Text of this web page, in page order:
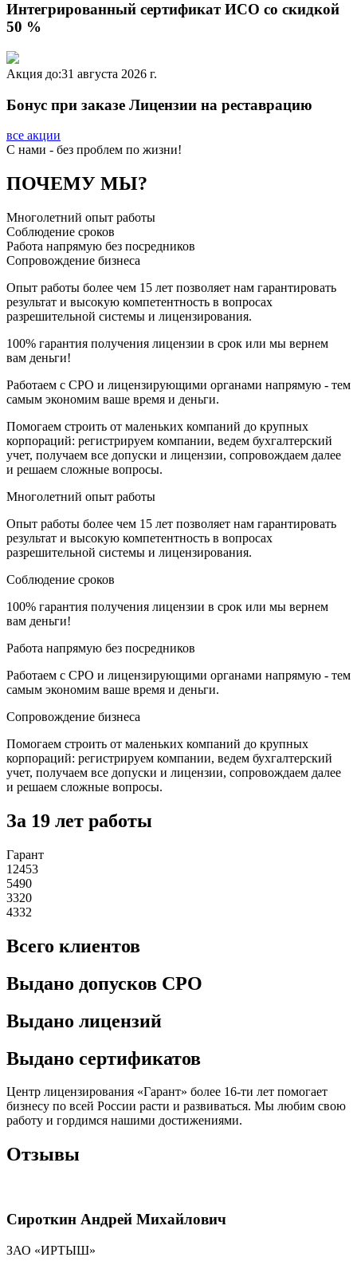
Интегрированный сертификат ИСО со скидкой
50 %
Акция до:31 августа 2026 г.
Бонус при заказе Лицензии на реставрацию
все акции
C нами - без проблем по жизни!
ПОЧЕМУ МЫ?
Многолетний опыт работы
Соблюдение сроков
Работа напрямую без посредников
Сопровождение бизнеса
Опыт работы более чем 15 лет позволяет нам гарантировать
результат и высокую компетентность в вопросах
разрешительной системы и лицензирования.
100% гарантия получения лицензии в срок или мы вернем
вам деньги!
Работаем с СРО и лицензирующими органами напрямую - тем
самым экономим ваше время и деньги.
Помогаем строить от маленьких компаний до крупных
корпораций: регистрируем компании, ведем бухгалтерский
учет, получаем все допуски и лицензии, сопровождаем далее
и решаем сложные вопросы.
Многолетний опыт работы
Опыт работы более чем 15 лет позволяет нам гарантировать
результат и высокую компетентность в вопросах
разрешительной системы и лицензирования.
Соблюдение сроков
100% гарантия получения лицензии в срок или мы вернем
вам деньги!
Работа напрямую без посредников
Работаем с СРО и лицензирующими органами напрямую - тем
самым экономим ваше время и деньги.
Сопровождение бизнеса
Помогаем строить от маленьких компаний до крупных
корпораций: регистрируем компании, ведем бухгалтерский
учет, получаем все допуски и лицензии, сопровождаем далее
и решаем сложные вопросы.
За 19 лет работы
Гарант
12453
5490
3320
4332
Всего клиентов
Выдано допусков СРО
Выдано лицензий
Выдано сертификатов
Центр лицензирования «Гарант» более 16-ти лет помогает
бизнесу по всей России расти и развиваться. Мы любим свою
работу и гордимся нашими достижениями.
Отзывы
Сироткин Андрей Михайлович
ЗАО «ИРТЫШ»